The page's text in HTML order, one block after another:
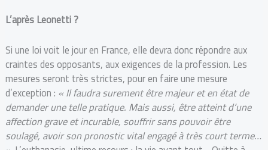
L’après Leonetti ?
Si une loi voit le jour en France, elle devra donc répondre aux
craintes des opposants, aux exigences de la profession. Les
mesures seront très strictes, pour en faire une mesure
d’exception : « Il faudra surement être majeur et en état de
demander une telle pratique. Mais aussi, être atteint d’une
affection grave et incurable, souffrir sans pouvoir être
soulagé, avoir son pronostic vital engagé à très court terme…